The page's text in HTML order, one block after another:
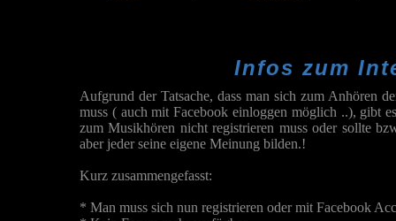
Infos zum
Aufgrund der Tatsache, dass man sich zum Anhören
muss ( auch mit Facebook einloggen möglich ..), gibt
zum Musikhören nicht registrieren muss oder sollte
aber jeder seine eigene Meinung bilden.!
Kurz zusammengefasst:
* Man muss sich nun registrieren oder mit Facebook